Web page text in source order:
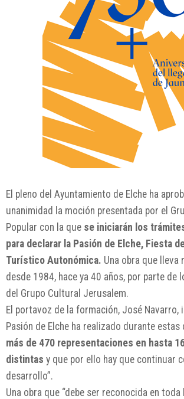
El pleno del Ayuntamiento de Elche ha
unanimidad la moción presentada por el
Popular con la que se iniciarán los
para declarar la Pasión de Elche, Fiesta
Turístico Autonómica. Una obra que lleva
desde 1984, hace ya 40 años, por parte de
del Grupo Cultural Jerusalem.
El portavoz de la formación, José Navarro,
Pasión de Elche ha realizado durante
más de 470 representaciones en hasta
distintas y que por ello hay que continuar
desarrollo”.
Una obra que “debe ser reconocida en toda